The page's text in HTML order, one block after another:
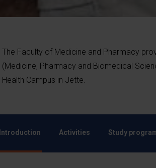
The Faculty of Medicine and Pharmacy
(Medicine, Pharmacy and Biomedical
Health Campus in Jette.
Introduction Activities Study